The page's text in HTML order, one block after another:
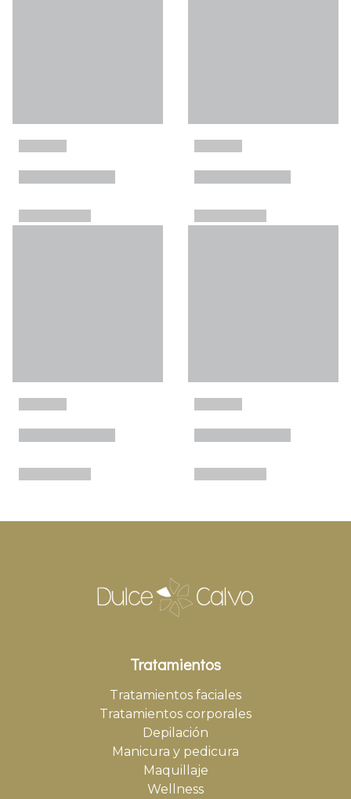
Tratamientos
Tratamientos faciales
Tratamientos corporales
Depilación
Manicura y pedicura
Maquillaje
Wellness